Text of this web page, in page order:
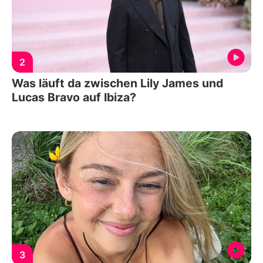
2
Was läuft da zwischen Lily James und
Lucas Bravo auf Ibiza?
3